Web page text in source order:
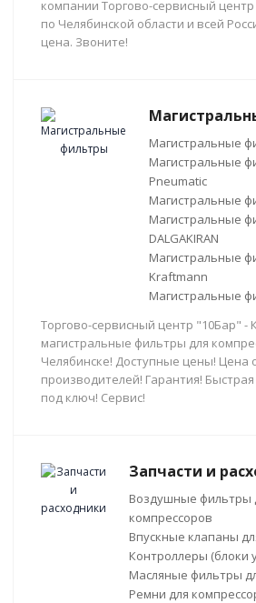
компании Торгово-сервисный
по Челябинской области и всей
цена. Звоните!
Магистральные
Магистральные
Pneumatic
Магистральные
Магистральные
DALGAKIRAN
Магистральные
Kraftmann
Магистральные
Торгово-сервисный центр "10Бар" -
магистральные фильтры для
Челябинске! Доступные цены! Цена
производителей! Гарантия!
под ключ! Сервис!
Запчасти и
Воздушные фильтры
компрессоров
Впускные клапаны
Контроллеры (блоки
Масляные фильтры
Ремни для